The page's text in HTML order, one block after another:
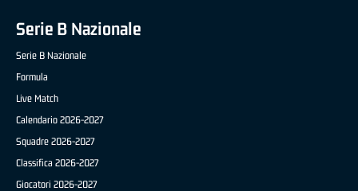
Serie B Nazionale
Serie B Nazionale
Formula
Live Match
Calendario 2026-2027
Squadre 2026-2027
Classifica 2026-2027
Giocatori 2026-2027